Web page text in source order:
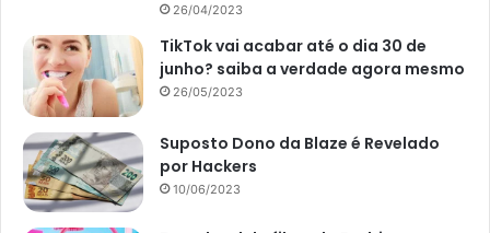
26/04/2023
TikTok vai acabar até o dia 30 de
junho? saiba a verdade agora mesmo
26/05/2023
Suposto Dono da Blaze é Revelado
por Hackers
10/06/2023